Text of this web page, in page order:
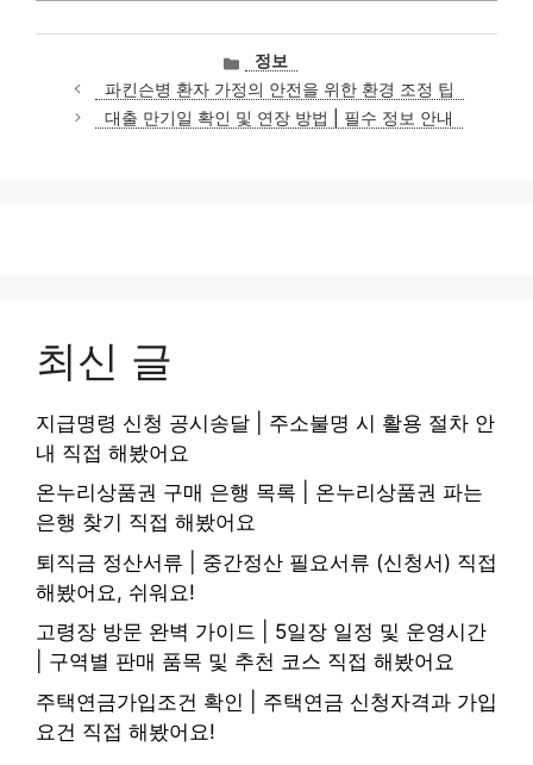
카
테
고
리
정보
파킨슨병 환자 가정의 안전을 위한 환경 조정 팁
대출 만기일 확인 및 연장 방법 | 필수 정보 안내
최신 글
지급명령 신청 공시송달 | 주소불명 시 활용 절차 안
내 직접 해봤어요
온누리상품권 구매 은행 목록 | 온누리상품권 파는
은행 찾기 직접 해봤어요
퇴직금 정산서류 | 중간정산 필요서류 (신청서) 직접
해봤어요, 쉬워요!
고령장 방문 완벽 가이드 | 5일장 일정 및 운영시간
| 구역별 판매 품목 및 추천 코스 직접 해봤어요
주택연금가입조건 확인 | 주택연금 신청자격과 가입
요건 직접 해봤어요!